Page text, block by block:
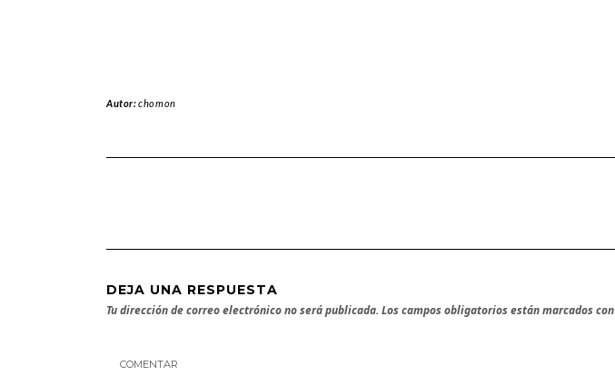
Autor:chomon
DEJA UNA RESPUESTA
Tu dirección de correo electrónico no será publicada. Los campos obligatorios están marcados con
COMENTAR